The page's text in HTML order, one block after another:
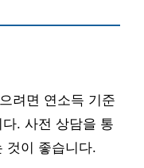
려면 연소득 기준
. 사전 상담을 통
것이 좋습니다.